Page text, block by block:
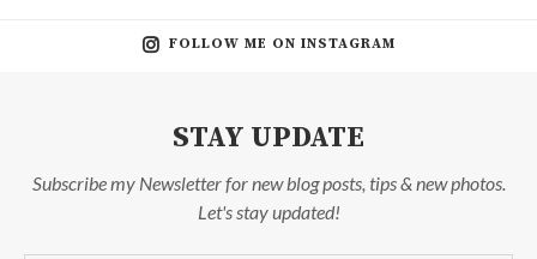
FOLLOW ME ON INSTAGRAM
STAY UPDATE
Subscribe my Newsletter for new blog posts, tips & new photos.
Let's stay updated!